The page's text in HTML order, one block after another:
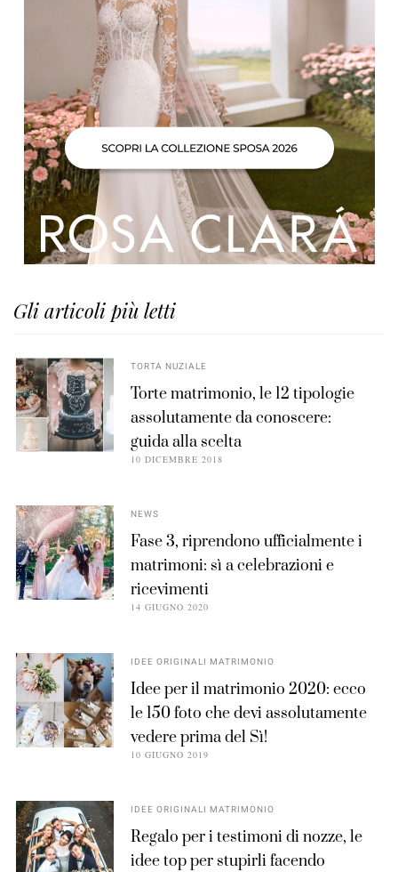
Gli articoli più letti
TORTA NUZIALE
Torte matrimonio, le 12 tipologie
assolutamente da conoscere:
guida alla scelta
10 DICEMBRE 2018
NEWS
Fase 3, riprendono ufficialmente i
matrimoni: sì a celebrazioni e
ricevimenti
14 GIUGNO 2020
IDEE ORIGINALI MATRIMONIO
Idee per il matrimonio 2020: ecco
le 150 foto che devi assolutamente
vedere prima del Sì!
10 GIUGNO 2019
IDEE ORIGINALI MATRIMONIO
Regalo per i testimoni di nozze, le
idee top per stupirli facendo